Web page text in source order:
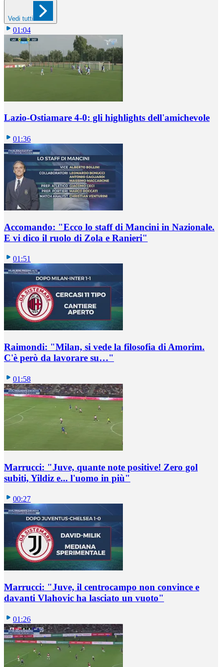
Vedi tutti
01:04
Lazio-Ostiamare 4-0: gli highlights dell'amichevole
01:36
Accomando: "Ecco lo staff di Mancini in Nazionale.
E vi dico il ruolo di Zola e Ranieri"
01:51
Raimondi: "Milan, si vede la filosofia di Amorim.
C'è però da lavorare su…"
01:58
Marrucci: "Juve, quante note positive! Zero gol
subiti, Yildiz e... l'uomo in più"
00:27
Marrucci: "Juve, il centrocampo non convince e
davanti Vlahovic ha lasciato un vuoto"
01:26